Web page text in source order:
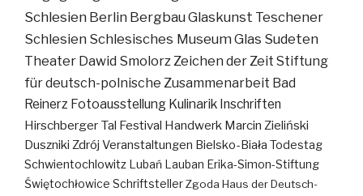
Schlesien Berlin BergbauGlaskunst Teschener
Schlesien Schlesisches MuseumGlas Sudeten
Theater Dawid SmolorzZeichen der Zeit Stiftung
für deutsch-polnische Zusammenarbeit Bad
Reinerz Fotoausstellung Kulinarik Inschriften
Hirschberger Tal Festival Handwerk Marcin Zieliński
Duszniki Zdrój Veranstaltungen Bielsko-Biała Todestag
Schwientochlowitz Lubań Lauban Erika-Simon-Stiftung
Świętochłowice SchriftstellerZgoda Haus der Deutsch-